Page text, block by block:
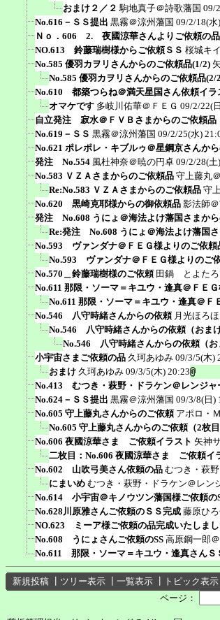
おまけ２／２ 駒地真子＠詩歌藩国 09/
No.616－ＳＳ提出 黒霧＠涼州藩国 09/2/18(水
Ｎｏ．606 2. 夜國涼華さんよりご依頼の品
NO.613 鈴藤瑞樹様からご依頼ＳＳ 桜城キ
No.585 優羽カヲリさんからのご依頼品(1/2)
No.585 優羽カヲリさんからのご依頼品(2/
No.610 都築つらね＠満天星国さん依頼イラ
オマケです 多岐川佑華＠ＦＥＧ 09/2/22(
自立発注 寂水＠ＦＶＢさまからのご依頼品
No.619－ＳＳ 黒霧＠涼州藩国 09/2/25(水)
No.621 ポレポレ・キブルゥ＠星鋼京さんか
発注 No.554 風杜神奈＠暁の円卓 09/2/28(土
No.583 ＶＺＡさまからのご依頼品 守上藤丸
Re:No.583 ＶＺＡさまからのご依頼品 守
No.620 黒崎克耶様からの御依頼品 影法師
発注 No.608 うにょ＠海法よけ藩国さまから
Re:発注 No.608 うにょ＠海法よけ藩国
No.593 ヴァンダナ＠ＦＥＧ様よりのご依頼
No.593 ヴァンダナ＠ＦＥＧ様よりのご
No.570＿鈴藤瑞樹様のご依頼 田鍋 とよたろ
No.611 那限・ソーマ＝キユウ・逢真＠ＦＥ
No.611 那限・ソーマ＝キユウ・逢真＠Ｆ
No.546 八守時緒さんからの依頼 月光ほろ
No.546 八守時緒さんからの依頼（おまけ
No.546 八守時緒さんからの依頼（お
小宇宙さまご依頼の品 久珂あゆみ 09/3/5(木)
おまけ 久珂あゆみ 09/3/5(木) 20:23
No.413 むつき・萩野・ドラケン＠レンジャ
No.624－ＳＳ提出 黒霧＠涼州藩国 09/3/8(日)
No.605 守上藤丸さんからのご依頼 アポロ・
No.605 守上藤丸さんからのご依頼（2枚目
No.606 夜國涼華さま ご依頼イラスト 矢神
二枚目：No.606 夜國涼華さま ご依頼イ
No.602 山吹弓美さん依頼の品 むつき・萩
にまいめ むつき・萩野・ドラケン＠レン
No.614 小宇宙＠キノウツン藩国様ご依頼の
No.628川原雅さんご依頼のＳＳ完成 藤原ひ
NO.623 ミーア様ご依頼の品完成いたしまし
No.608 うにょさんご依頼のSS 高原鋼一郎
No.611 那限・ソーマ＝キユウ・逢真さんＳ
新規投稿 ツリー表示 一覧表示 トピック表示
ページ：